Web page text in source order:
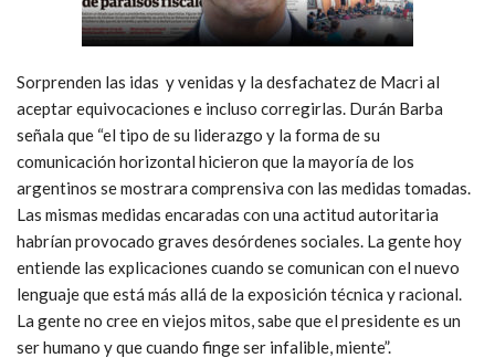
Sorprenden las idas y venidas y la desfachatez de Macri al
aceptar equivocaciones e incluso corregirlas. Durán Barba
señala que “el tipo de su liderazgo y la forma de su
comunicación horizontal hicieron que la mayoría de los
argentinos se mostrara comprensiva con las medidas tomadas.
Las mismas medidas encaradas con una actitud autoritaria
habrían provocado graves desórdenes sociales. La gente hoy
entiende las explicaciones cuando se comunican con el nuevo
lenguaje que está más allá de la exposición técnica y racional.
La gente no cree en viejos mitos, sabe que el presidente es un
ser humano y que cuando finge ser infalible, miente”.